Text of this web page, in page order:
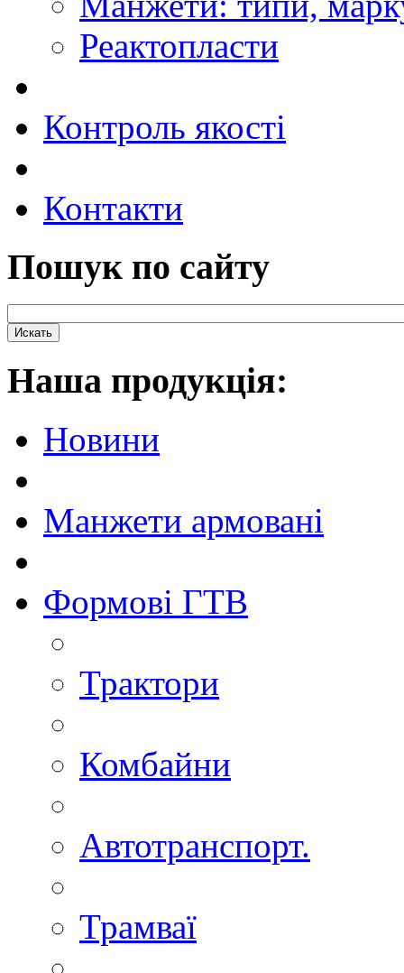
Реактопласти
Контроль якості
Контакти
Пошук по сайту
Наша продукцiя:
Новини
Манжети армовані
Формові ГТВ
Трактори
Комбайни
Автотранспорт.
Трамваї